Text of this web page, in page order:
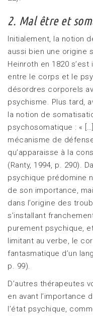
2. Mal être et
Initialement, la notion
aussi bien une origine
Heinroth en 1820
entre le corps et le
désordres corporels
psychisme. Plus tard,
la notion de
psychosomatique : «
mécanisme de
qu’apparaisse à la
(Ranty, 1994, p. 290).
psychique prédomine
de son importance,
dans l’origine des
s’installant
purement psychique,
limitant au verbe, le
fantasmatique d’un
p. 99).
D’autres thérapeutes
en avant l’importance
l’état psychique,